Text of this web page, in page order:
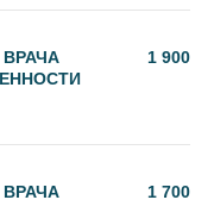
1 900
1 700